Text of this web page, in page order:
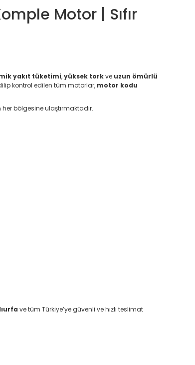
Motor | Sıfır
yakıt tüketimi,yüksek torkve uzun ömürlü
kontrol edilen tüm motorlar, motor kodu
her bölgesine ulaştırmaktadır.
ve tüm Türkiye’ye güvenli ve hızlı teslimat